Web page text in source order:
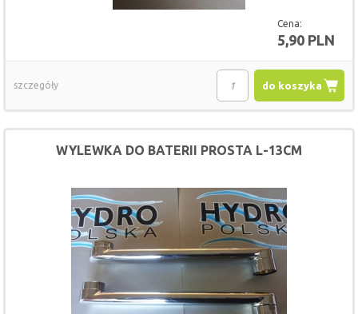
Cena:
5,90 PLN
do koszyka
szczegóły
WYLEWKA DO BATERII PROSTA L-13CM